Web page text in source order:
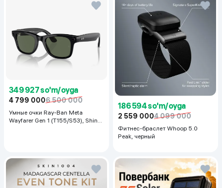
349 927 so'm/oyga
4 799 0006 500 000
Умные очки Ray-Ban Meta
Wayfarer Gen 1 (T155/S53), Shiny
186 594 so'm/oyga
2 559 0004 099 000
Фитнес-браслет Whoop 5.0
Peak, черный